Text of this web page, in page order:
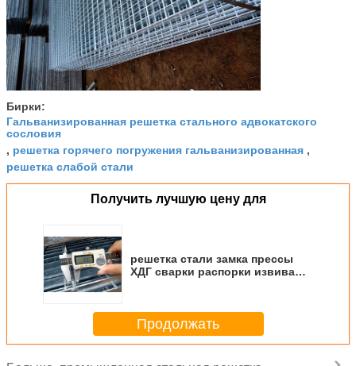
Применение
нефть и химикат, порт, сила, транспорт,
папермакинг, медицина, сталь и утюг, еда,
муниципалитет, недвижимость,
Бирки:
Гальванизированная решетка стального адвокатского
сословия
, решетка горячего погружения гальванизированная ,
решетка слабой стали
Получить лучшую цену для
решетка стали замка прессы
ХДГ сварки распорки извива
Продолжать